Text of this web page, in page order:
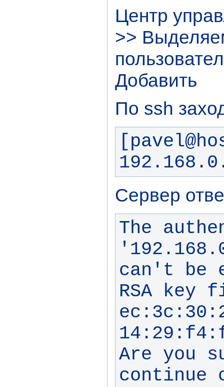
Центр
>>
Добавить
По ssh
Сервер
The
can't be
RSA
Are you
continue